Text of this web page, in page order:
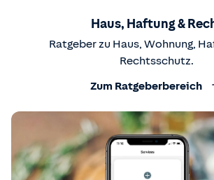
Haus, Haftung &
Ratgeber zu Haus, Wohnung,
Rechtsschutz.
Zum Ratgeberbereich